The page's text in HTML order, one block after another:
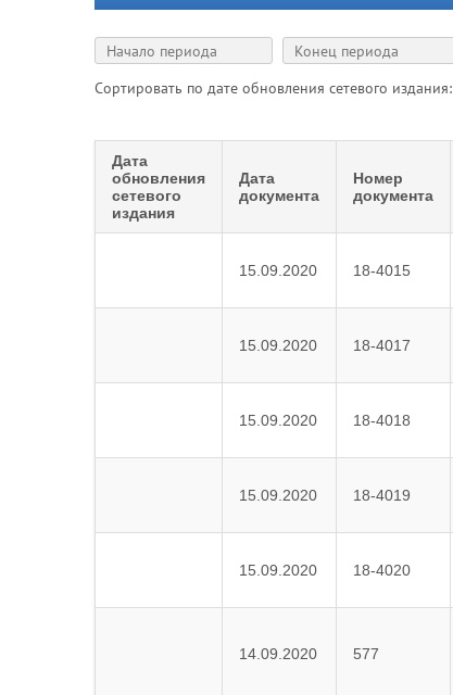
Сортировать по дате обновления сетевого издания:
Дата
обновления
сетевого
издания
Дата
документа
Номер
документа
15.09.2020 18-4015
15.09.2020 18-4017
15.09.2020 18-4018
15.09.2020 18-4019
15.09.2020 18-4020
14.09.2020 577